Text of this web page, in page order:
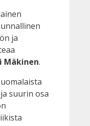
ja
Mäkinen.
suurin osa